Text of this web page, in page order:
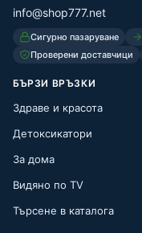
info@shop777.net
Сигурно пазаруване
Проверени доставчици
БЪРЗИ ВРЪЗКИ
Здраве и красота
Детоксикатори
За дома
Видяно по TV
Търсене в каталога